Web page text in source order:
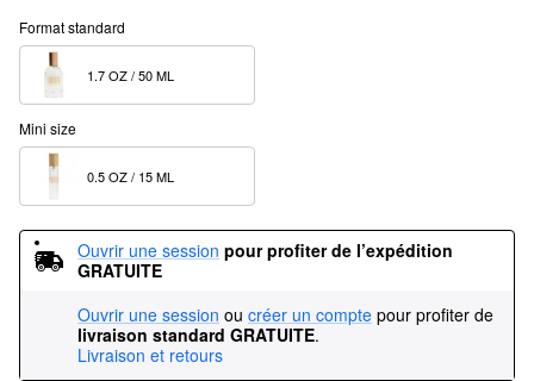
Format standard
Mini size
Ouvrir une session pour profiter de l’expédition
GRATUITE
Ouvrir une session ou créer un compte pour profiter de
livraison standard GRATUITE.
Livraison et retours